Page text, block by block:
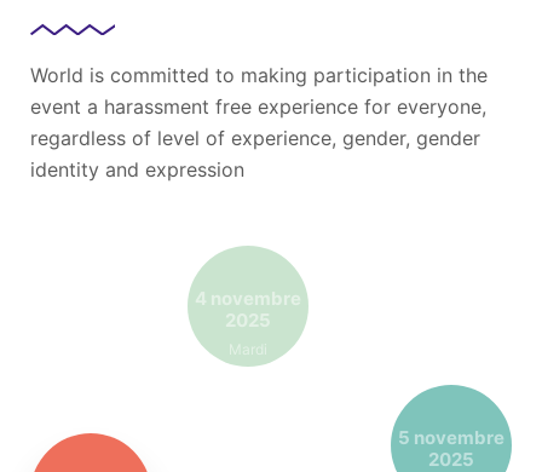
World is committed to making participation in the
event a harassment free experience for everyone,
regardless of level of experience, gender, gender
identity and expression
4 novembre
2025
Mardi
5 novembre
2025